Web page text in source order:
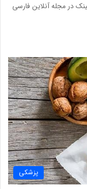
در مجله آنلاین فارسی
پزشکی